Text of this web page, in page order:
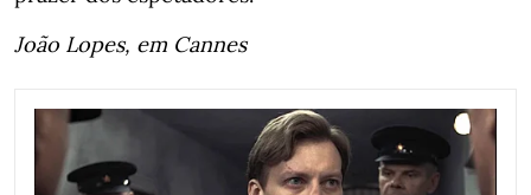
João Lopes, em Cannes